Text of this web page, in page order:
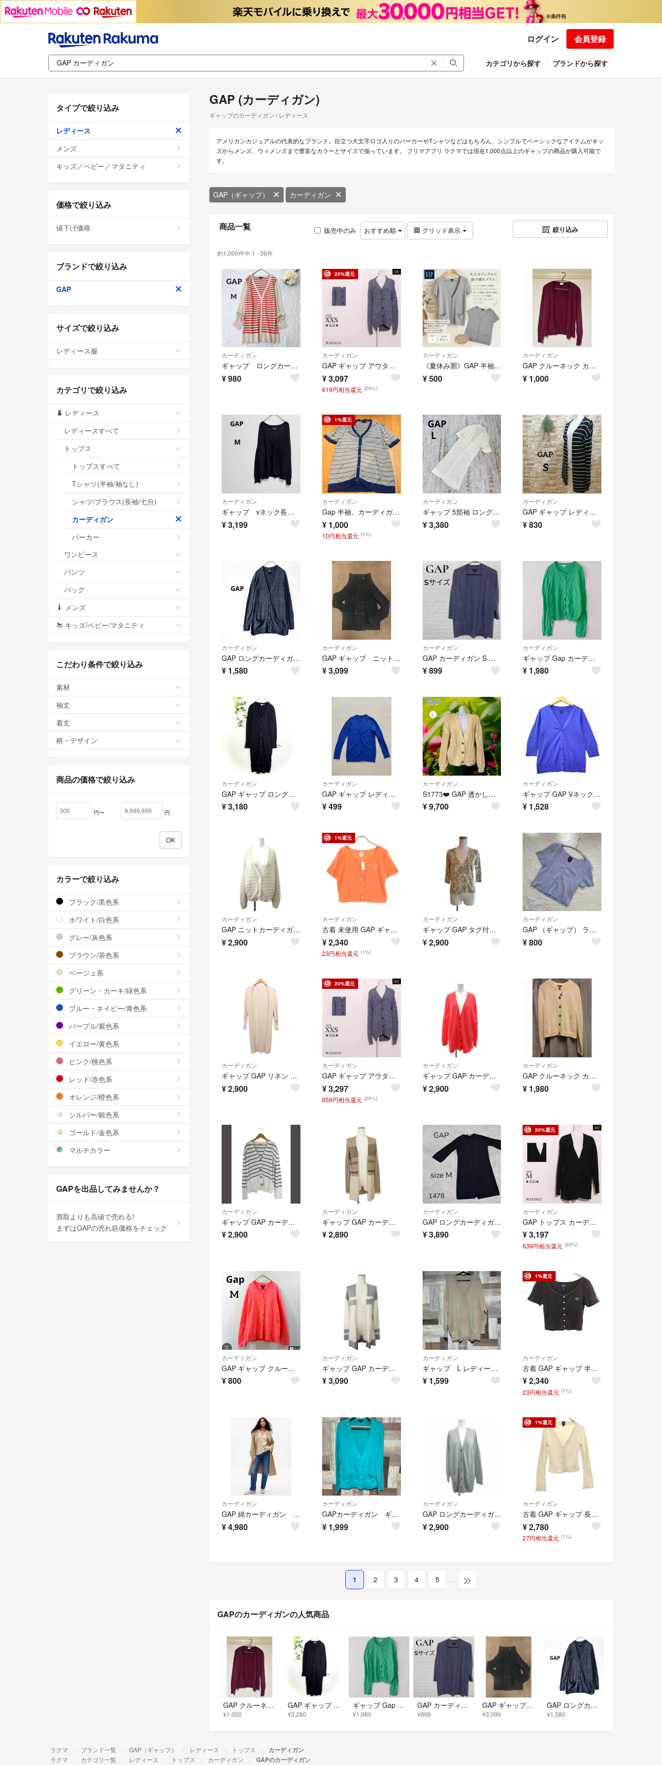
ログイン 会員登録
カテゴリから探す ブランドから探す
GAP (カーディガン)
ギャップのカーディガン / レディース
アメリカンカジュアルの代表的なブランド。目立つ大文字ロゴ入りのパーカーやTシャツなどはもちろん、シンプルでベーシックなアイテムがキッ
ズからメンズ、ウィメンズまで豊富なカラーとサイズで揃っています。 フリマアプリ ラクマでは現在1,000点以上のギャップの商品が購入可能で
す。
GAP（ギャップ） カーディガン
商品一覧 販売中のみ おすすめ順 グリッド表示 絞り込み
約1,000件中 1 - 36件
カーディガン
ギャップ ロングカーディガン ベージュ/ピンク Ｖネック M ボーダー
¥980
20%還元
カーディガン
GAP ギャップ アウター カーディガン 長袖 ニット素材 ボタン付 綿100％
¥3,097
619円相当還元 (20%)
カーディガン
《夏休み🈹》GAP 半袖ニットカーディガン グレー M 薄手 Vネック 羽織り ポケット付き
¥500
カーディガン
GAP クルーネック カーディガン ボルドー
¥ 1,000
カーディガン
ギャップ vネック長袖カーディガン ブラック 羊毛 薄手 ウール シンプル 無地
¥3,199
1%還元
カーディガン
Gap 半袖、カーディガン、XL、グレー霜降り×ネイビー 幅50丈72
¥ 1,000
10円相当還元 (1%)
カーディガン
ギャップ 5部袖 ロングニットカーディガン L 白 透かし編み コットン 羽織
¥3,380
カーディガン
GAP ギャップ レディース カーディガン ボーダー 体型カバー ロング 20
¥830
カーディガン
GAP ロングカーディガン コットン 100 長袖 ポケット 冷房対策
¥ 1,580
カーディガン
GAP ギャップ ニット セーター カーディガン S
¥3,099
カーディガン
GAP カーディガン S レディース ブルーグレー ニット 七分袖 トップス 羽織り
¥899
カーディガン
ギャップ Gap カーディガン クルーネック 長袖 無地 M 緑 綿 羽織り
¥ 1,980
カーディガン
GAP ギャップ ロングニットカーディガン ワンピース Vネック 黒 M
¥3,180
カーディガン
GAP ギャップ レディース Vネック カーディガン ロイヤルブルー
¥499
カーディガン
S1773❤️ GAP 透かし編みVネックニットカーディガン 生成 L ざっくり
¥9,700
カーディガン
ギャップ GAP Vネック ニット カーディガン M ブルー
¥ 1,528
カーディガン
GAP ニットカーディガン L 白 オフホワイト アイボリー Vネック 長袖
¥2,900
1%還元
カーディガン
古着 未使用 GAP ギャップ 半袖 カーディガン L オレンジ レディース
¥2,340
23円相当還元 (1%)
カーディガン
ギャップ GAP タグ付き カーディガン フラワー 総柄 コットン ベージュ
¥2,900
カーディガン
GAP （ギャップ） ライトパープル リブクロップド 半袖 トップス S
¥800
カーディガン
ギャップ GAP リネン ロング カーディガン 裾スリット 無地 ベージュ
¥2,900
20%還元
カーディガン
GAP ギャップ アウター カーディガン 長袖 ニット素材 ボタン付 綿100％
¥3,297
659円相当還元 (20%)
カーディガン
ギャップ GAP カーディガン コットンニット XL ピンク Vネック 長袖
¥2,900
カーディガン
GAP クルーネック カーディガン アイボリー Mサイズ
¥ 1,980
カーディガン
ギャップ GAP カーディガン 長袖 ボーダー 前開き ボタン XXS 黒 白
¥2,900
カーディガン
ギャップ GAP カーディガン ニット ボーダー コットン ナイロン XS
¥2,890
カーディガン
GAP ロングカーディガン 長袖 ボタンなし シンプル ブラック コットン 古着
¥3,890
20%還元
カーディガン
GAP トップス カーディガン 長袖 ニット ポケット付き シンプル 無地 綿混
¥3,197
639円相当還元 (20%)
カーディガン
GAP ギャップ クルーネック 長袖 カーディガン コーラルピンク M
¥800
カーディガン
ギャップ GAP カーディガン ニット ロング XXS グレー 白
¥3,090
カーディガン
ギャップ L レディース 薄手 セーター トップス 長袖 ゴールドラメbaiya
¥ 1,599
1%還元
カーディガン
古着 GAP ギャップ 半袖 ショート丈 カーディガン XXS ブラック レディース
¥2,340
23円相当還元 (1%)
カーディガン
GAP 綿カーディガン 地模様 オーバーサイズSタグ付き
¥4,980
カーディガン
GAPカーディガン ギャップ 薄手 レディース 水色 緑 ブルー baiya
¥ 1,999
カーディガン
GAP ロングカーディガン トップス ウール M グレー 無地 Vネック 長袖
¥2,900
1%還元
カーディガン
古着 GAP ギャップ 長袖 リブ カーディガン S ホワイト レディース
¥2,780
27円相当還元 (1%)
1 2 3 4 5 …
GAPのカーディガンの人気商品
GAP クルーネック カーディガン ボルドー
¥1,000
GAP ギャップ ロングニットカーディガン ワンピース Vネック 黒 M
¥3,280
ギャップ Gap カーディガン クルーネック 長袖 無地 M 緑 綿 羽織り
¥1,980
GAP カーディガン S レディース ブルーグレー ニット 七分袖 トップス 羽織り
¥899
GAP ギャップ ニット セーター カーディガン S
¥3,099
GAP ロングカーディガン コットン 100 長袖 ポケット 冷房対策
¥1,580
タイプで絞り込み
レディース
メンズ
キッズ／ベビー／マタニティ
価格で絞り込み
値下げ価格
ブランドで絞り込み
GAP
サイズで絞り込み
レディース服
カテゴリで絞り込み
レディース
レディースすべて
トップス
トップスすべて
Tシャツ(半袖/袖なし)
シャツ/ブラウス(長袖/七分)
カーディガン
パーカー
ワンピース
パンツ
バッグ
メンズ
キッズ/ベビー/マタニティ
こだわり条件で絞り込み
素材
袖丈
着丈
柄・デザイン
商品の価格で絞り込み
円〜 円
カラーで絞り込み
ブラック/黒色系
ホワイト/白色系
グレー/灰色系
ブラウン/茶色系
ベージュ系
グリーン・カーキ/緑色系
ブルー・ネイビー/青色系
パープル/紫色系
イエロー/黄色系
ピンク/桃色系
レッド/赤色系
オレンジ/橙色系
シルバー/銀色系
ゴールド/金色系
マルチカラー
GAPを出品してみませんか？
買取よりも高値で売れる!
まずはGAPの売れ筋価格をチェック
ラクマ ブランド一覧 GAP（ギャップ） レディース トップス カーディガン
ラクマ カテゴリ一覧 レディース トップス カーディガン GAPのカーディガン